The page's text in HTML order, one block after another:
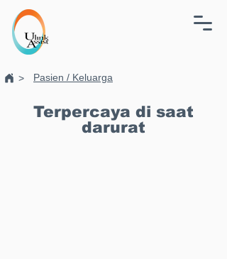
> Pasien / Keluarga
Terpercaya di saat
darurat